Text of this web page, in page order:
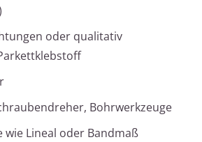
oder qualitativ
Bohrwerkzeuge
wie Lineal oder Bandmaß